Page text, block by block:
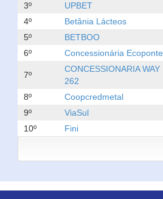
3º
UPBET
4º
Betânia Lácteos
5º
BETBOO
6º
Concessionária Ecoponte
7º
CONCESSIONARIA WAY
262
8º Coopcredmetal
9º
ViaSul
10º
Fini